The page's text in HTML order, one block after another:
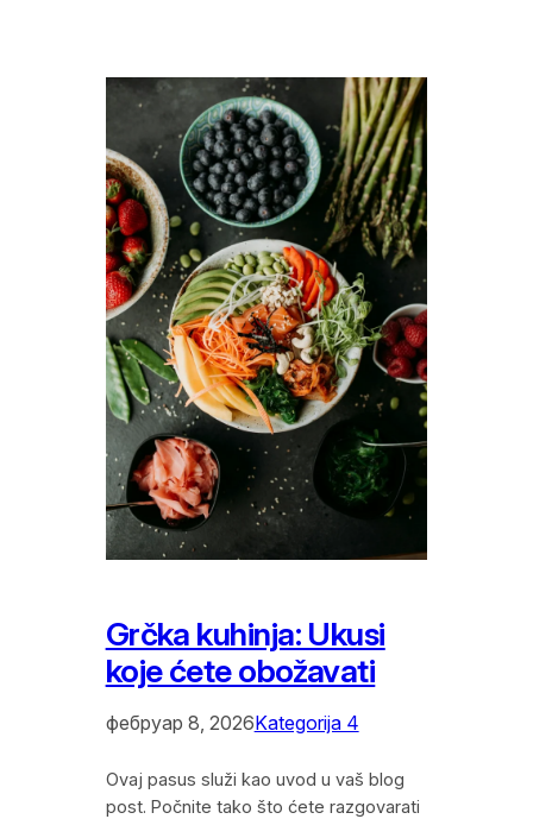
Grčka kuhinja: Ukusi
koje ćete obožavati
фебруар 8, 2026Kategorija 4
Ovaj pasus služi kao uvod u vaš blog
post. Počnite tako što ćete razgovarati